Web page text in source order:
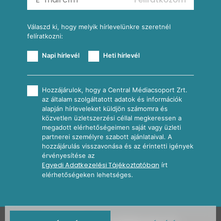
Válaszd ki, hogy melyik hírlevelünkre szeretnél
felíratkozni:
Napi hírlevél Heti hírlevél
Hozzájárulok, hogy a Central Médiacsoport Zrt.
az általam szolgáltatott adatok és információk
alapján hírleveleket küldjön számomra és
közvetlen üzletszerzési céllal megkeressen a
megadott elérhetőségeimen saját vagy üzleti
partnerei személyre szabott ajánlataival. A
hozzájárulás visszavonása és az érintetti igények
érvényesítése az
Egyedi Adatkezelési Tájékoztatóban írt
elérhetőségeken lehetséges.